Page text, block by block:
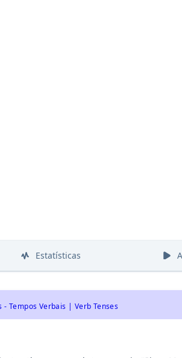
Estatísticas
- Tempos Verbais | Verb Tenses